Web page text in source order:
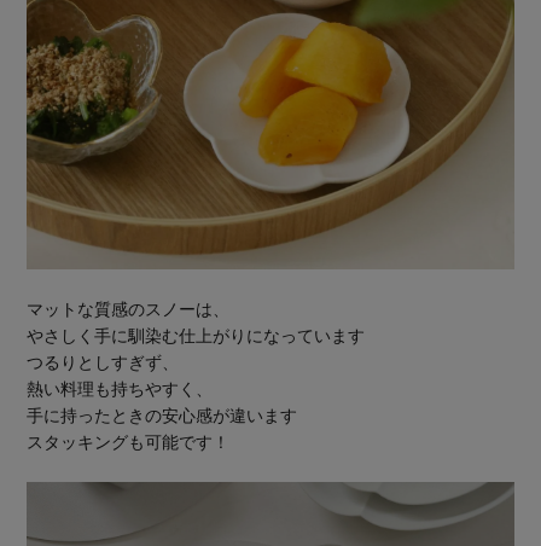
マットな質感のスノーは、
やさしく手に馴染む仕上がりになっています
つるりとしすぎず、
熱い料理も持ちやすく、
手に持ったときの安心感が違います
スタッキングも可能です！